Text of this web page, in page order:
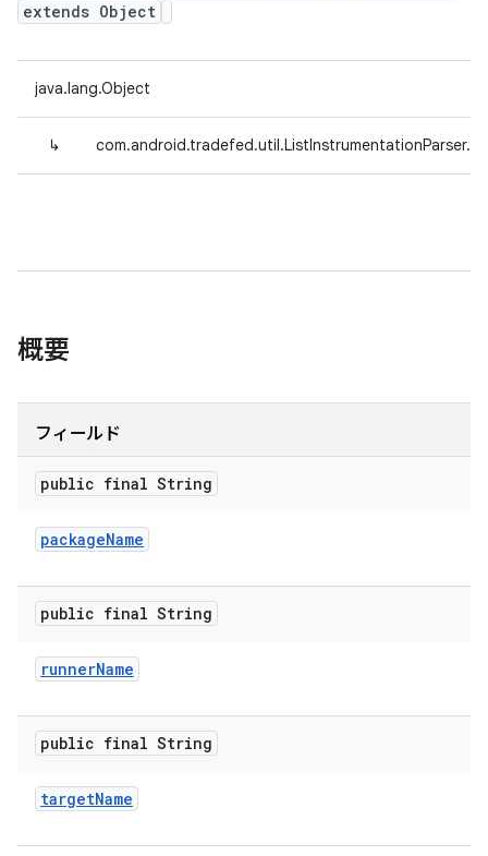
extends Object
java.lang.Object
↳
概要
フィールド
public final String
packageName
public final String
runnerName
public final String
targetName